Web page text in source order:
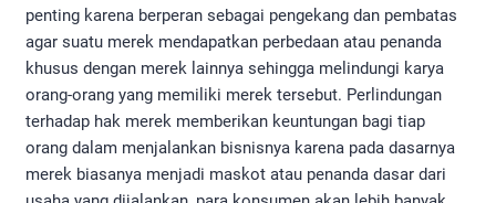
penting karena berperan sebagai pengekang dan pembatas
agar suatu merek mendapatkan perbedaan atau penanda
khusus dengan merek lainnya sehingga melindungi karya
orang-orang yang memiliki merek tersebut. Perlindungan
terhadap hak merek memberikan keuntungan bagi tiap
orang dalam menjalankan bisnisnya karena pada dasarnya
merek biasanya menjadi maskot atau penanda dasar dari